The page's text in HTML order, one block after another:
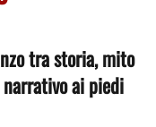
tra storia, mito
ai piedi